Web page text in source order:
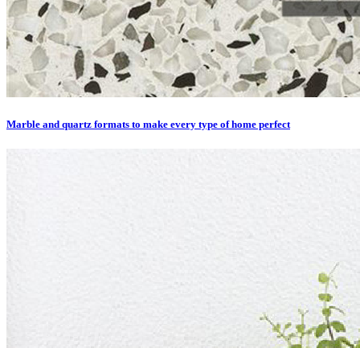
Marble and quartz formats to make every type of home perfect